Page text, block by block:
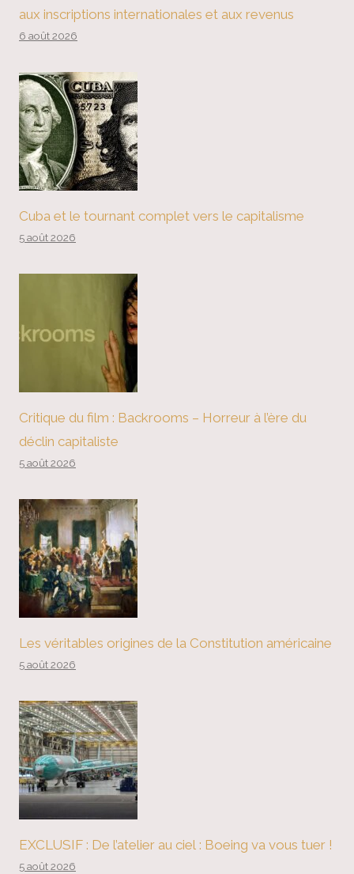
aux inscriptions internationales et aux revenus
6 août 2026
Cuba et le tournant complet vers le capitalisme
5 août 2026
Critique du film : Backrooms – Horreur à l’ère du
déclin capitaliste
5 août 2026
Les véritables origines de la Constitution américaine
5 août 2026
EXCLUSIF : De l’atelier au ciel : Boeing va vous tuer !
5 août 2026